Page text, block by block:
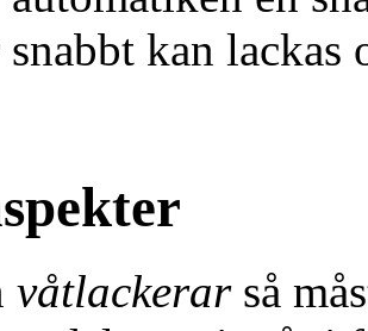
kan lackas
våtlackerarså